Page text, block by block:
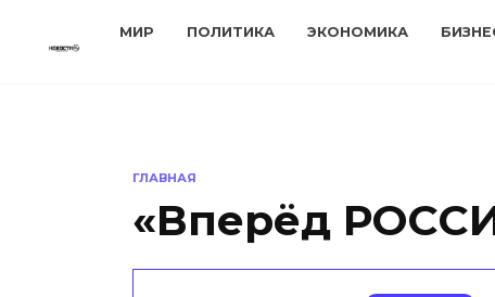
МИР ПОЛИТИКА ЭКОНОМИКА
ГЛАВНАЯ
«Вперёд